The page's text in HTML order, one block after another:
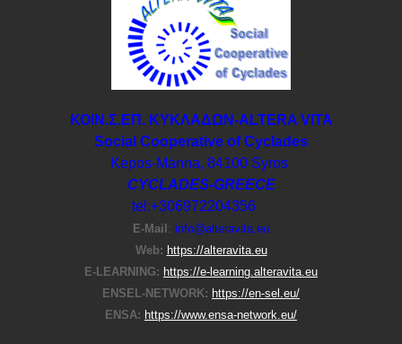
ΚΟΙΝ.Σ.ΕΠ. ΚΥΚΛΑΔΩΝ-ΑLTERA VITA
Social Cooperative of Cyclades
Kepos-Manna, 84100 Syros
CYCLADES-GREECE
tel:+306972204356
E-Μail : info@alteravita.eu
Web: https://alteravita.eu
E-LEARNING: https://e-learning.alteravita.eu
ENSEL-NETWORK: https://en-sel.eu/
ENSA: https://www.ensa-network.eu/